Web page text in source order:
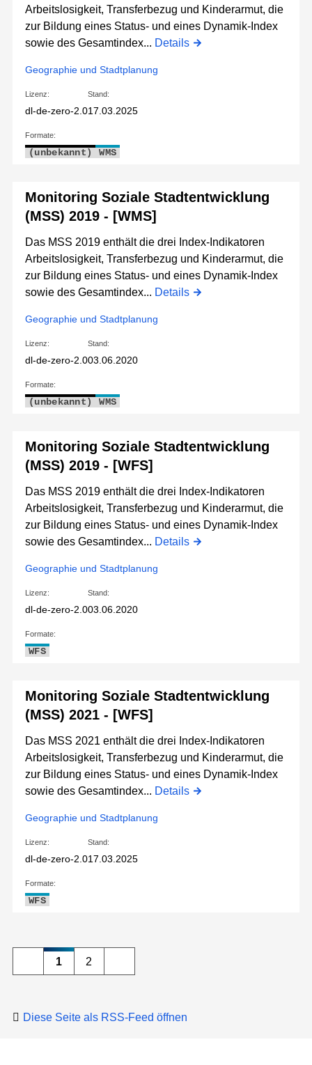
Arbeitslosigkeit, Transferbezug und Kinderarmut, die
zur Bildung eines Status- und eines Dynamik-Index
sowie des Gesamtindex... Details
Geographie und Stadtplanung
Lizenz:
dl-de-zero-2.0
Stand:
17.03.2025
Formate:
(unbekannt) WMS
Monitoring Soziale Stadtentwicklung
(MSS) 2019 - [WMS]
Das MSS 2019 enthält die drei Index-Indikatoren
Arbeitslosigkeit, Transferbezug und Kinderarmut, die
zur Bildung eines Status- und eines Dynamik-Index
sowie des Gesamtindex... Details
Geographie und Stadtplanung
Lizenz:
dl-de-zero-2.0
Stand:
03.06.2020
Formate:
(unbekannt) WMS
Monitoring Soziale Stadtentwicklung
(MSS) 2019 - [WFS]
Das MSS 2019 enthält die drei Index-Indikatoren
Arbeitslosigkeit, Transferbezug und Kinderarmut, die
zur Bildung eines Status- und eines Dynamik-Index
sowie des Gesamtindex... Details
Geographie und Stadtplanung
Lizenz:
dl-de-zero-2.0
Stand:
03.06.2020
Formate:
WFS
Monitoring Soziale Stadtentwicklung
(MSS) 2021 - [WFS]
Das MSS 2021 enthält die drei Index-Indikatoren
Arbeitslosigkeit, Transferbezug und Kinderarmut, die
zur Bildung eines Status- und eines Dynamik-Index
sowie des Gesamtindex... Details
Geographie und Stadtplanung
Lizenz:
dl-de-zero-2.0
Stand:
17.03.2025
Formate:
WFS
1 2
Diese Seite als RSS-Feed öffnen